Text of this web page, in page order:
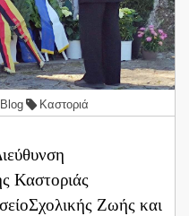
Καστοριά
Καστοριάς
Ζωής και